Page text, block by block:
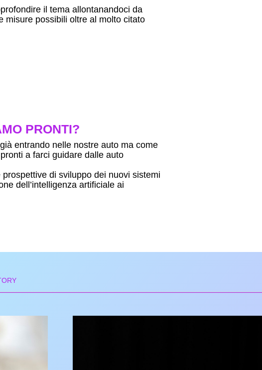
il tema allontanandoci da
misure possibili oltre al molto citato
PRONTI?
entrando nelle nostre auto ma come
a farci guidare dalle auto
di sviluppo dei nuovi sistemi
dell’intelligenza artificiale ai